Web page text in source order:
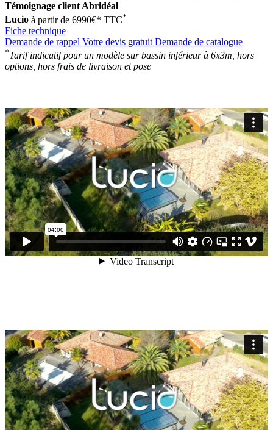
Témoignage client Abridéal
Lucio à partir de 6990€* TTC*
Fiche technique
Demande de rappel Votre devis gratuit Demande de catalogue
*Tarif indicatif pour un modèle sur bassin inférieur à 6x3m, hors
options, hors frais de livraison et pose